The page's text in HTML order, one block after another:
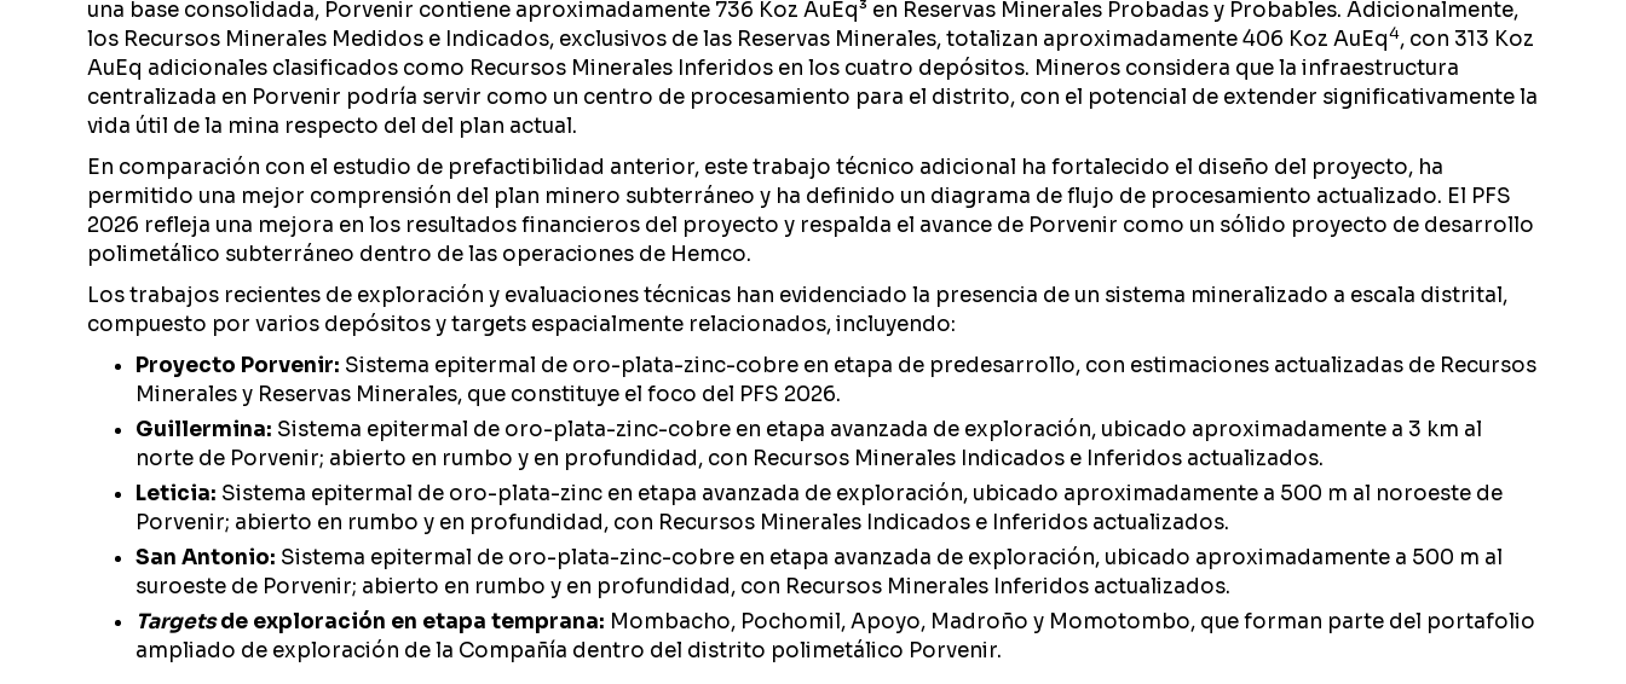
una base consolidada, Porvenir contiene aproximadamente 736 Koz AuEq³ en Reservas Minerales Probadas y Probables. Adicionalmente,
los Recursos Minerales Medidos e Indicados, exclusivos de las Reservas Minerales, totalizan aproximadamente 406 Koz AuEq4, con 313 Koz
AuEq adicionales clasificados como Recursos Minerales Inferidos en los cuatro depósitos. Mineros considera que la infraestructura
centralizada en Porvenir podría servir como un centro de procesamiento para el distrito, con el potencial de extender significativamente la
vida útil de la mina respecto del del plan actual.
En comparación con el estudio de prefactibilidad anterior, este trabajo técnico adicional ha fortalecido el diseño del proyecto, ha
permitido una mejor comprensión del plan minero subterráneo y ha definido un diagrama de flujo de procesamiento actualizado. El PFS
2026 refleja una mejora en los resultados financieros del proyecto y respalda el avance de Porvenir como un sólido proyecto de desarrollo
polimetálico subterráneo dentro de las operaciones de Hemco.
Los trabajos recientes de exploración y evaluaciones técnicas han evidenciado la presencia de un sistema mineralizado a escala distrital,
compuesto por varios depósitos y targets espacialmente relacionados, incluyendo:
Proyecto Porvenir: Sistema epitermal de oro-plata-zinc-cobre en etapa de predesarrollo, con estimaciones actualizadas de Recursos
Minerales y Reservas Minerales, que constituye el foco del PFS 2026.
Guillermina: Sistema epitermal de oro-plata-zinc-cobre en etapa avanzada de exploración, ubicado aproximadamente a 3 km al
norte de Porvenir; abierto en rumbo y en profundidad, con Recursos Minerales Indicados e Inferidos actualizados.
Leticia: Sistema epitermal de oro-plata-zinc en etapa avanzada de exploración, ubicado aproximadamente a 500 m al noroeste de
Porvenir; abierto en rumbo y en profundidad, con Recursos Minerales Indicados e Inferidos actualizados.
San Antonio: Sistema epitermal de oro-plata-zinc-cobre en etapa avanzada de exploración, ubicado aproximadamente a 500 m al
suroeste de Porvenir; abierto en rumbo y en profundidad, con Recursos Minerales Inferidos actualizados.
Targetsde exploración en etapa temprana: Mombacho, Pochomil, Apoyo, Madroño y Momotombo, que forman parte del portafolio
ampliado de exploración de la Compañía dentro del distrito polimetálico Porvenir.